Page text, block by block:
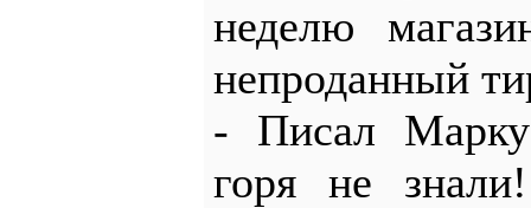
неделю
непроданный
- Писал
горя не